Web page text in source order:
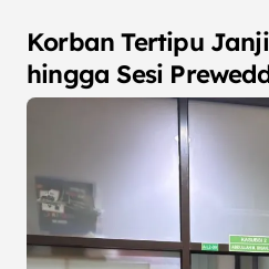
Korban Tertipu
hingga Sesi